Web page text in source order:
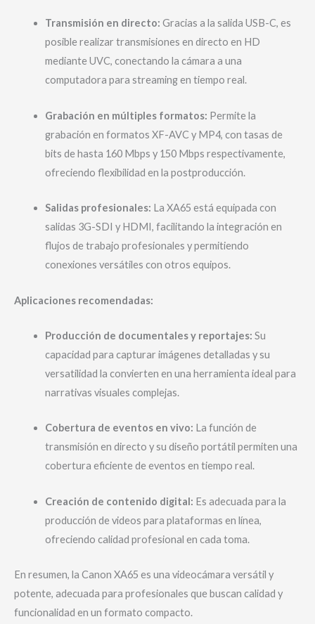
Transmisión en directo: Gracias a la salida USB-C, es
posible realizar transmisiones en directo en HD
mediante UVC, conectando la cámara a una
computadora para streaming en tiempo real.
Grabación en múltiples formatos: Permite la
grabación en formatos XF-AVC y MP4, con tasas de
bits de hasta 160 Mbps y 150 Mbps respectivamente,
ofreciendo flexibilidad en la postproducción.
Salidas profesionales: La XA65 está equipada con
salidas 3G-SDI y HDMI, facilitando la integración en
flujos de trabajo profesionales y permitiendo
conexiones versátiles con otros equipos.
Aplicaciones recomendadas:
Producción de documentales y reportajes: Su
capacidad para capturar imágenes detalladas y su
versatilidad la convierten en una herramienta ideal para
narrativas visuales complejas.
Cobertura de eventos en vivo: La función de
transmisión en directo y su diseño portátil permiten una
cobertura eficiente de eventos en tiempo real.
Creación de contenido digital: Es adecuada para la
producción de videos para plataformas en línea,
ofreciendo calidad profesional en cada toma.
En resumen, la Canon XA65 es una videocámara versátil y
potente, adecuada para profesionales que buscan calidad y
funcionalidad en un formato compacto.